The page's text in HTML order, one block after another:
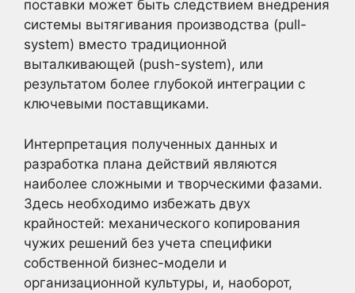
поставки может быть следствием внедрения
системы вытягивания производства (pull-
system) вместо традиционной
выталкивающей (push-system), или
результатом более глубокой интеграции с
ключевыми поставщиками.
Интерпретация полученных данных и
разработка плана действий являются
наиболее сложными и творческими фазами.
Здесь необходимо избежать двух
крайностей: механического копирования
чужих решений без учета специфики
собственной бизнес-модели и
организационной культуры, и, наоборот,